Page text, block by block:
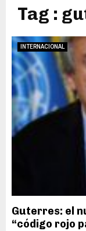
Tag :
INTERNACIONAL
Guterres: el
“código rojo